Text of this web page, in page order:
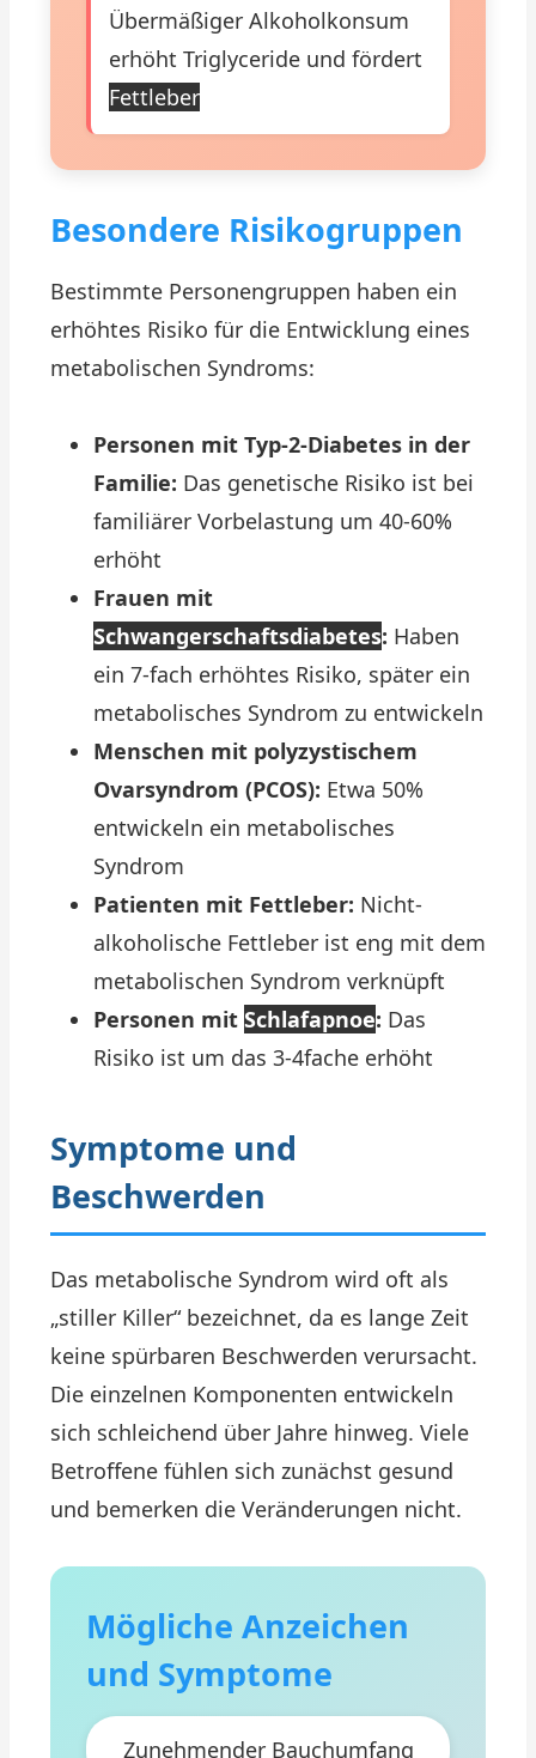
Übermäßiger Alkoholkonsum
erhöht Triglyceride und fördert
Fettleber
Besondere Risikogruppen
Bestimmte Personengruppen haben ein
erhöhtes Risiko für die Entwicklung eines
metabolischen Syndroms:
Personen mit Typ-2-Diabetes in der
Familie: Das genetische Risiko ist bei
familiärer Vorbelastung um 40-60%
erhöht
Frauen mit
Schwangerschaftsdiabetes: Haben
ein 7-fach erhöhtes Risiko, später ein
metabolisches Syndrom zu entwickeln
Menschen mit polyzystischem
Ovarsyndrom (PCOS): Etwa 50%
entwickeln ein metabolisches
Syndrom
Patienten mit Fettleber: Nicht-
alkoholische Fettleber ist eng mit dem
metabolischen Syndrom verknüpft
Personen mit Schlafapnoe: Das
Risiko ist um das 3-4fache erhöht
Symptome und
Beschwerden
Das metabolische Syndrom wird oft als
„stiller Killer“ bezeichnet, da es lange Zeit
keine spürbaren Beschwerden verursacht.
Die einzelnen Komponenten entwickeln
sich schleichend über Jahre hinweg. Viele
Betroffene fühlen sich zunächst gesund
und bemerken die Veränderungen nicht.
Mögliche Anzeichen
und Symptome
Zunehmender Bauchumfang